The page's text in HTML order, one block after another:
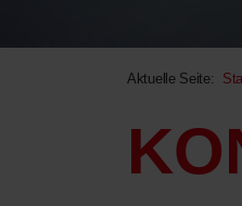
Aktuelle Seite: